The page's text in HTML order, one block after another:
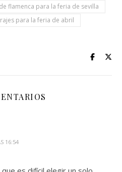
flamenca para la feria de sevilla
para la feria de abril
16:54